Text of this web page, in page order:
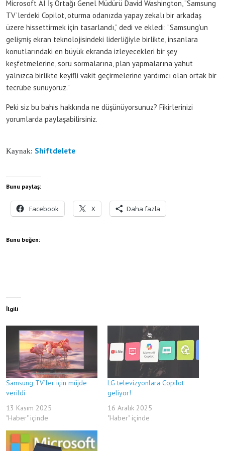
Microsoft AI İş Ortağı Genel Müdürü David Washington, “Samsung
TV’lerdeki Copilot, oturma odanızda yapay zekalı bir arkadaş
üzere hissettirmek için tasarlandı,” dedi ve ekledi: “Samsung’un
gelişmiş ekran teknolojisindeki liderliğiyle birlikte, insanlara
konutlarındaki en büyük ekranda izleyecekleri bir şey
keşfetmelerine, soru sormalarına, plan yapmalarına yahut
yalnızca birlikte keyifli vakit geçirmelerine yardımcı olan ortak bir
tecrübe sunuyoruz.”
Peki siz bu bahis hakkında ne düşünüyorsunuz? Fikirlerinizi
yorumlarda paylaşabilirsiniz.
Kaynak: Shiftdelete
Bunu paylaş:
Facebook X Daha fazla
Bunu beğen:
İlgili
Samsung TV’ler için müjde
verildi
13 Kasım 2025
"Haber" içinde
LG televizyonlara Copilot
geliyor!
16 Aralık 2025
"Haber" içinde